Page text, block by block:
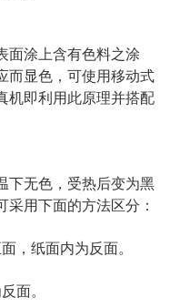
面涂上含有色料之涂
而显色，可使用移动式
机即利用此原理并搭配
下无色，受热后变为黑
用下面的方法区分：
，纸面内为反面。
面。